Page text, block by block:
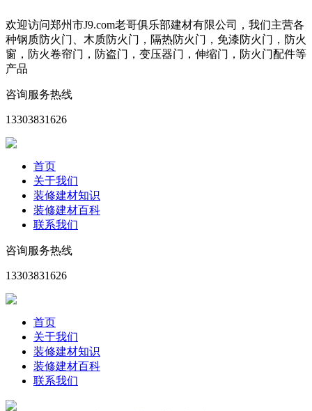
欢迎访问郑州市J9.com老哥俱乐部建材有限公司，我们主营各
种钢质防火门、木质防火门，隔热防火门，免漆防火门，防火
窗，防火卷帘门，防盗门，变压器门，伸缩门，防火门配件等
产品
咨询服务热线
13303831626
首页
关于我们
装修建材知识
装修建材百科
联系我们
咨询服务热线
13303831626
首页
关于我们
装修建材知识
装修建材百科
联系我们